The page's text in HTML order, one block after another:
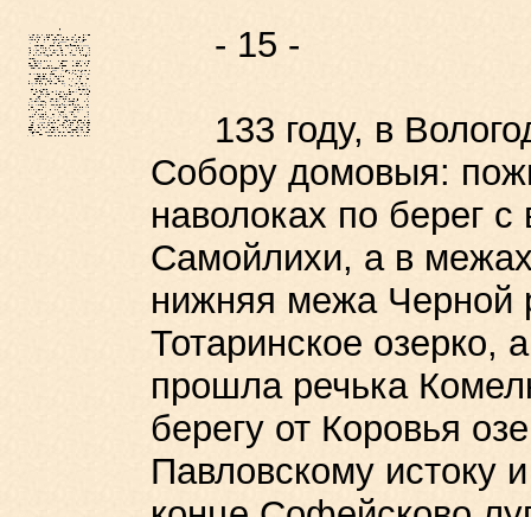
- 15 -
133 году, в
Собору домовыя:
наволоках по берег
Самойлихи, а в
нижняя межа Черной
Тотаринское озерко,
прошла речька
берегу от Коровья
Павловскому истоку